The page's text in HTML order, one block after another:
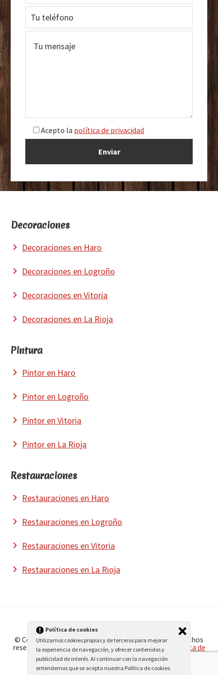
Acepto la política de privacidad
Footer
Decoraciones
Decoraciones en Haro
Decoraciones en Logroño
Decoraciones en Vitoria
Decoraciones en La Rioja
Pintura
Pintor en Haro
Pintor en Logroño
Pintor en Vitoria
Pintor en La Rioja
Restauraciones
Restauraciones en Haro
Restauraciones en Logroño
Restauraciones en Vitoria
Restauraciones en La Rioja
© Copyright 2026Jose Luis Urquiaga· Todos los derechos
reservados ·Aviso legal y política de privacidad
Política de
cookies· Desarrollado porFormula Click
Política de cookies
Utilizamos cookies propias y de terceros para mejorar
la experiencia de navegación, y ofrecer contenidos y
publicidad de interés. Al continuar con la navegación
entendemos que se acepta nuestra Política de cookies.